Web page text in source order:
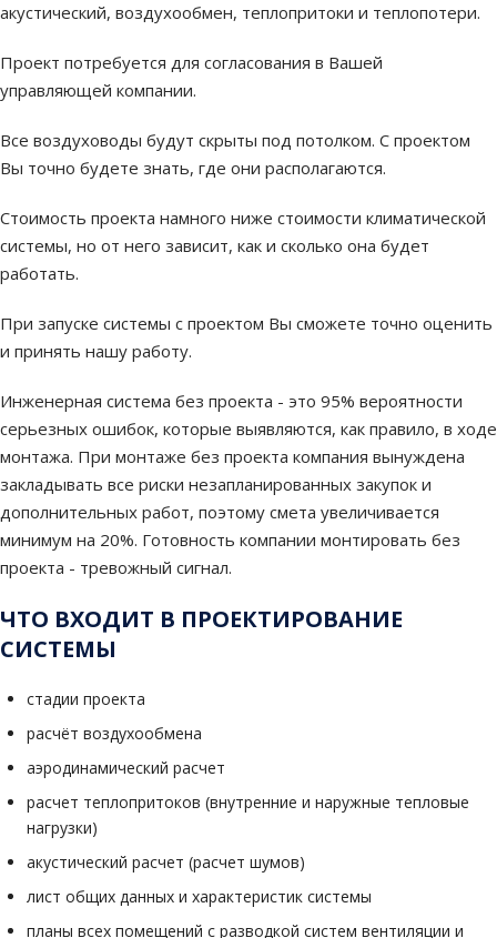
акустический, воздухообмен, теплопритоки и теплопотери.
Проект потребуется для согласования в Вашей
управляющей компании.
Все воздуховоды будут скрыты под потолком. С проектом
Вы точно будете знать, где они располагаются.
Стоимость проекта намного ниже стоимости климатической
системы, но от него зависит, как и сколько она будет
работать.
При запуске системы с проектом Вы сможете точно оценить
и принять нашу работу.
Инженерная система без проекта - это 95% вероятности
серьезных ошибок, которые выявляются, как правило, в ходе
монтажа. При монтаже без проекта компания вынуждена
закладывать все риски незапланированных закупок и
дополнительных работ, поэтому смета увеличивается
минимум на 20%. Готовность компании монтировать без
проекта - тревожный сигнал.
ЧТО ВХОДИТ В ПРОЕКТИРОВАНИЕ
СИСТЕМЫ
стадии проекта
расчёт воздухообмена
аэродинамический расчет
расчет теплопритоков (внутренние и наружные тепловые
нагрузки)
акустический расчет (расчет шумов)
лист общих данных и характеристик системы
планы всех помещений с разводкой систем вентиляции и